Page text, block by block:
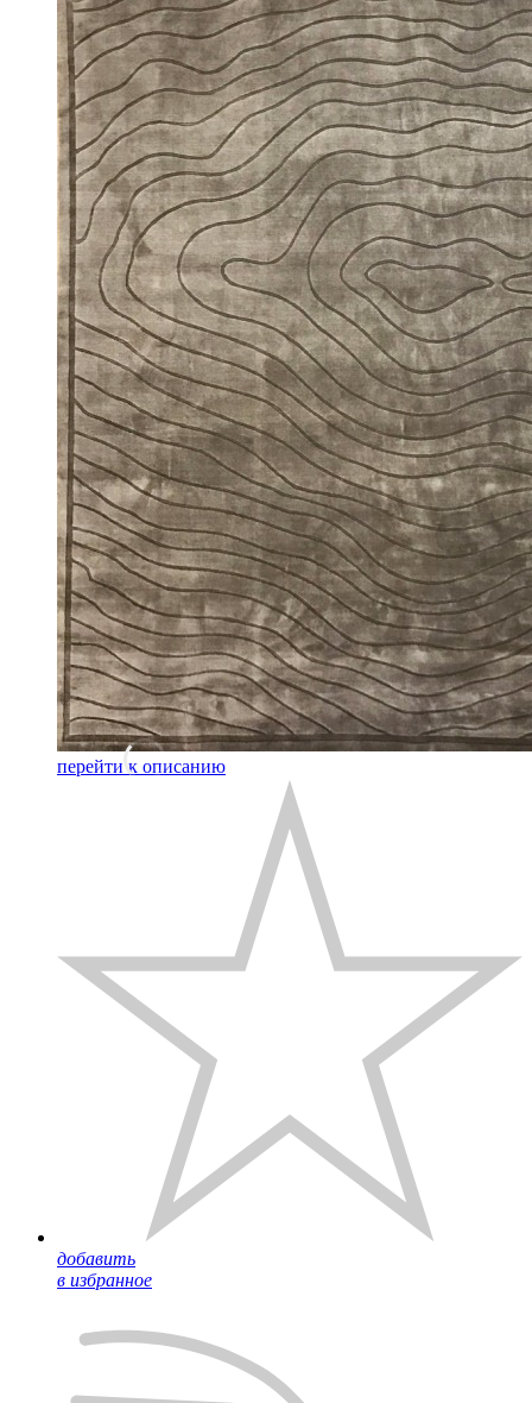
перейти к описанию
добавить
в избранное